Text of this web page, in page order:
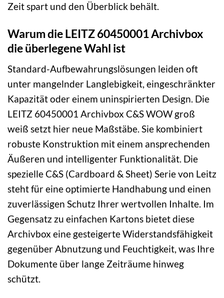
Zeit spart und den Überblick behält.
Warum die LEITZ 60450001 Archivbox
die überlegene Wahl ist
Standard-Aufbewahrungslösungen leiden oft
unter mangelnder Langlebigkeit, eingeschränkter
Kapazität oder einem uninspirierten Design. Die
LEITZ 60450001 Archivbox C&S WOW groß
weiß setzt hier neue Maßstäbe. Sie kombiniert
robuste Konstruktion mit einem ansprechenden
Äußeren und intelligenter Funktionalität. Die
spezielle C&S (Cardboard & Sheet) Serie von Leitz
steht für eine optimierte Handhabung und einen
zuverlässigen Schutz Ihrer wertvollen Inhalte. Im
Gegensatz zu einfachen Kartons bietet diese
Archivbox eine gesteigerte Widerstandsfähigkeit
gegenüber Abnutzung und Feuchtigkeit, was Ihre
Dokumente über lange Zeiträume hinweg
schützt.